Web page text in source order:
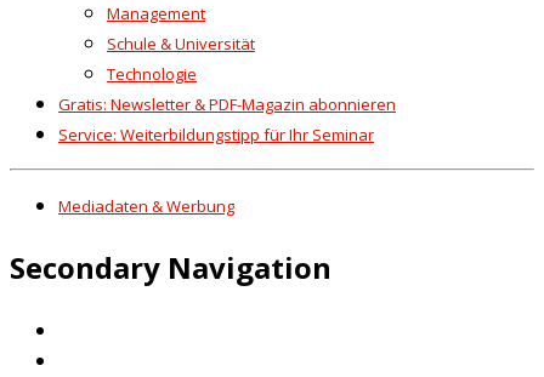
Management
Schule & Universität
Technologie
Gratis: Newsletter & PDF-Magazin abonnieren
Service: Weiterbildungstipp für Ihr Seminar
Mediadaten & Werbung
Secondary Navigation